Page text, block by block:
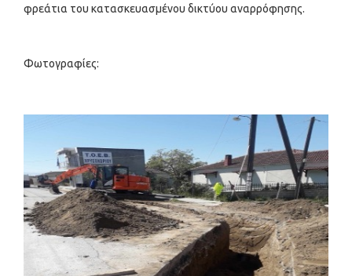
φρεάτια του κατασκευασμένου δικτύου αναρρόφησης.
Φωτογραφίες: